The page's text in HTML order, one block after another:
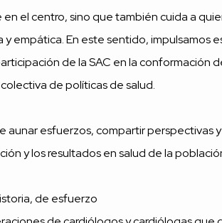
el centro, sino que también cuida a
empática. En este sentido, impulsamos
de la SAC en la conformación
de políticas de salud.
esfuerzos, compartir perspectivas
y los resultados en salud de la
de esfuerzo